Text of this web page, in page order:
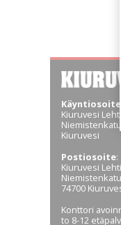
Käyntiosoite
Kiuruvesi Lehti
Niemistenkatu
Kiuruvesi
Postiosoite:
Kiuruvesi
74700
Konttori
to 8-12